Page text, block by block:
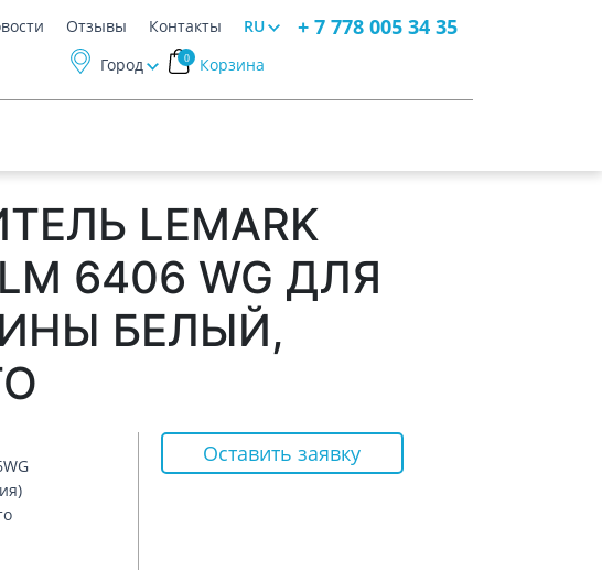
Отзывы Контакты
RU
Город
Корзина
0
+ 7 778 005 34 35
LEMARK
6406 WG ДЛЯ
БЕЛЫЙ,
Оставить заявку